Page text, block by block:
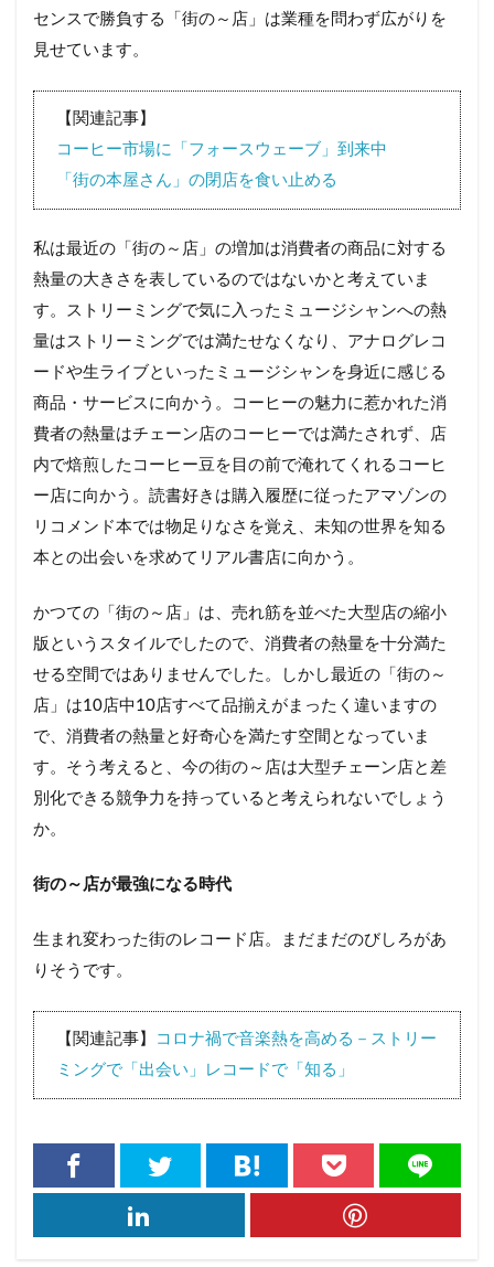
センスで勝負する「街の～店」は業種を問わず広がりを
見せています。
【関連記事】
コーヒー市場に「フォースウェーブ」到来中
「街の本屋さん」の閉店を食い止める
私は最近の「街の～店」の増加は消費者の商品に対する
熱量の大きさを表しているのではないかと考えていま
す。ストリーミングで気に入ったミュージシャンへの熱
量はストリーミングでは満たせなくなり、アナログレコ
ードや生ライブといったミュージシャンを身近に感じる
商品・サービスに向かう。コーヒーの魅力に惹かれた消
費者の熱量はチェーン店のコーヒーでは満たされず、店
内で焙煎したコーヒー豆を目の前で淹れてくれるコーヒ
ー店に向かう。読書好きは購入履歴に従ったアマゾンの
リコメンド本では物足りなさを覚え、未知の世界を知る
本との出会いを求めてリアル書店に向かう。
かつての「街の～店」は、売れ筋を並べた大型店の縮小
版というスタイルでしたので、消費者の熱量を十分満た
せる空間ではありませんでした。しかし最近の「街の～
店」は10店中10店すべて品揃えがまったく違いますの
で、消費者の熱量と好奇心を満たす空間となっていま
す。そう考えると、今の街の～店は大型チェーン店と差
別化できる競争力を持っていると考えられないでしょう
か。
街の～店が最強になる時代
生まれ変わった街のレコード店。まだまだのびしろがあ
りそうです。
【関連記事】
コロナ禍で音楽熱を高める－ストリー
ミングで「出会い」レコードで「知る」